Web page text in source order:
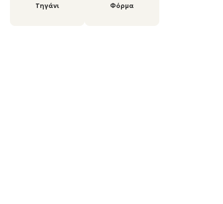
Τηγάνι Φόρμα